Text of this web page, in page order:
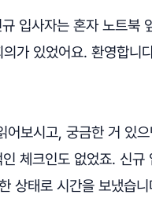
입사자는 혼자 노트북
가 있었어요. 환영합니
보시고, 궁금한 거 있
체크인도 없었죠. 신규
상태로 시간을 보냈습니